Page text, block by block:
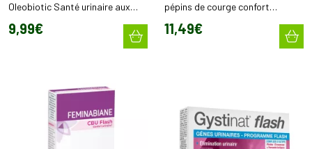
Oleobiotic Santé urinaire aux
huiles essentielles (15 capsules)
9,99€
pépins de courge confort
prostatique (60 capsules)
11,49€